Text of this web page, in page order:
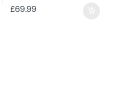
£69.99